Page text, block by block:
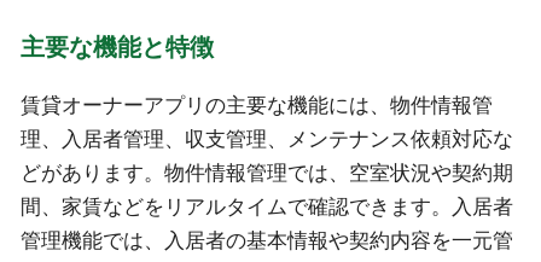
主要な機能と特徴
賃貸オーナーアプリの主要な機能には、物件情報管
理、入居者管理、収支管理、メンテナンス依頼対応な
どがあります。物件情報管理では、空室状況や契約期
間、家賃などをリアルタイムで確認できます。入居者
管理機能では、入居者の基本情報や契約内容を一元管